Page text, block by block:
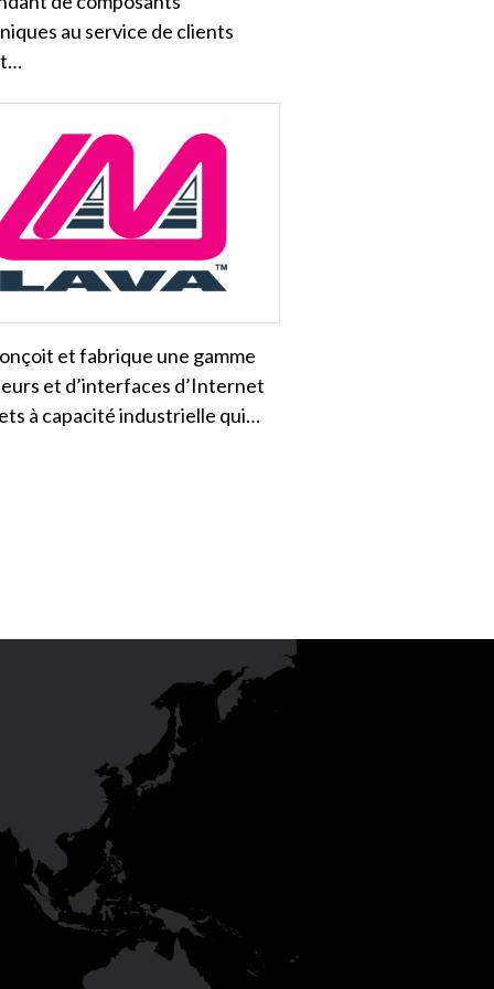
au service de clients
et fabrique une gamme
et d’interfaces d’Internet
à capacité industrielle qui…